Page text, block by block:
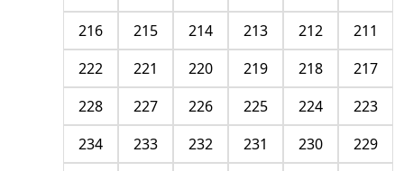
211
212
213
214
215
216
217
218
219
220
221
222
223
224
225
226
227
228
229
230
231
232
233
234